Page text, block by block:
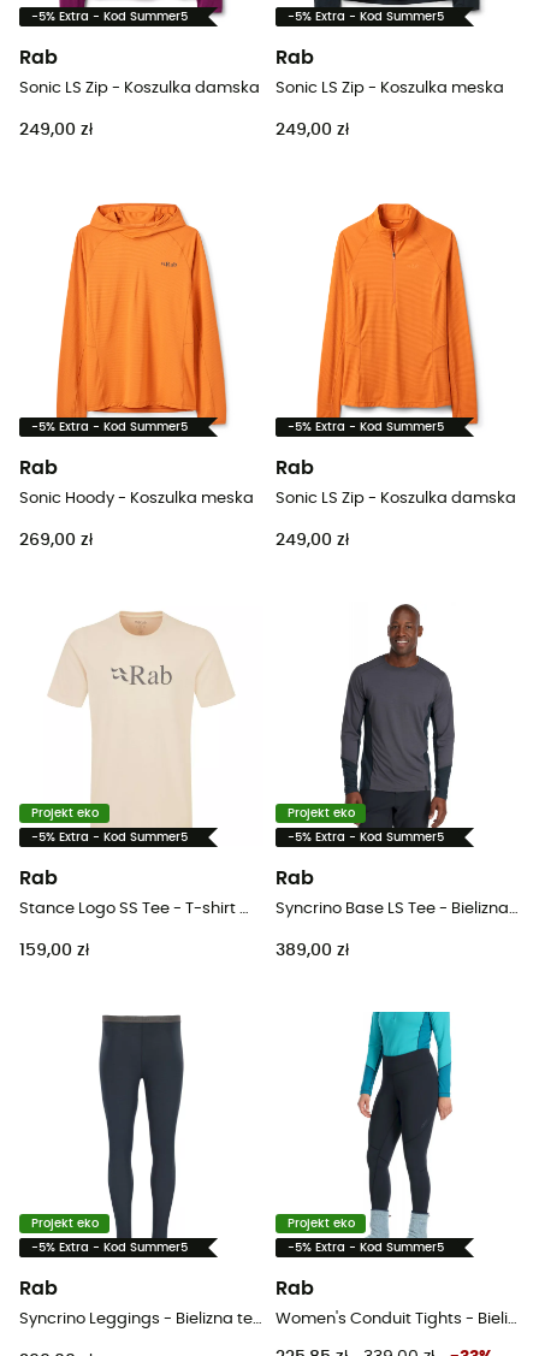
-5% Extra - Kod Summer5
Rab
Sonic LS Zip - Koszulka damska
249,00 zł
-5% Extra - Kod Summer5
Rab
Sonic LS Zip - Koszulka meska
249,00 zł
-5% Extra - Kod Summer5
Rab
Sonic Hoody - Koszulka meska
269,00 zł
-5% Extra - Kod Summer5
Rab
Sonic LS Zip - Koszulka damska
249,00 zł
Projekt eko
-5% Extra - Kod Summer5
Rab
159,00 zł
Projekt eko
-5% Extra - Kod Summer5
Rab
389,00 zł
Projekt eko
-5% Extra - Kod Summer5
Rab
Projekt eko
-5% Extra - Kod Summer5
Rab